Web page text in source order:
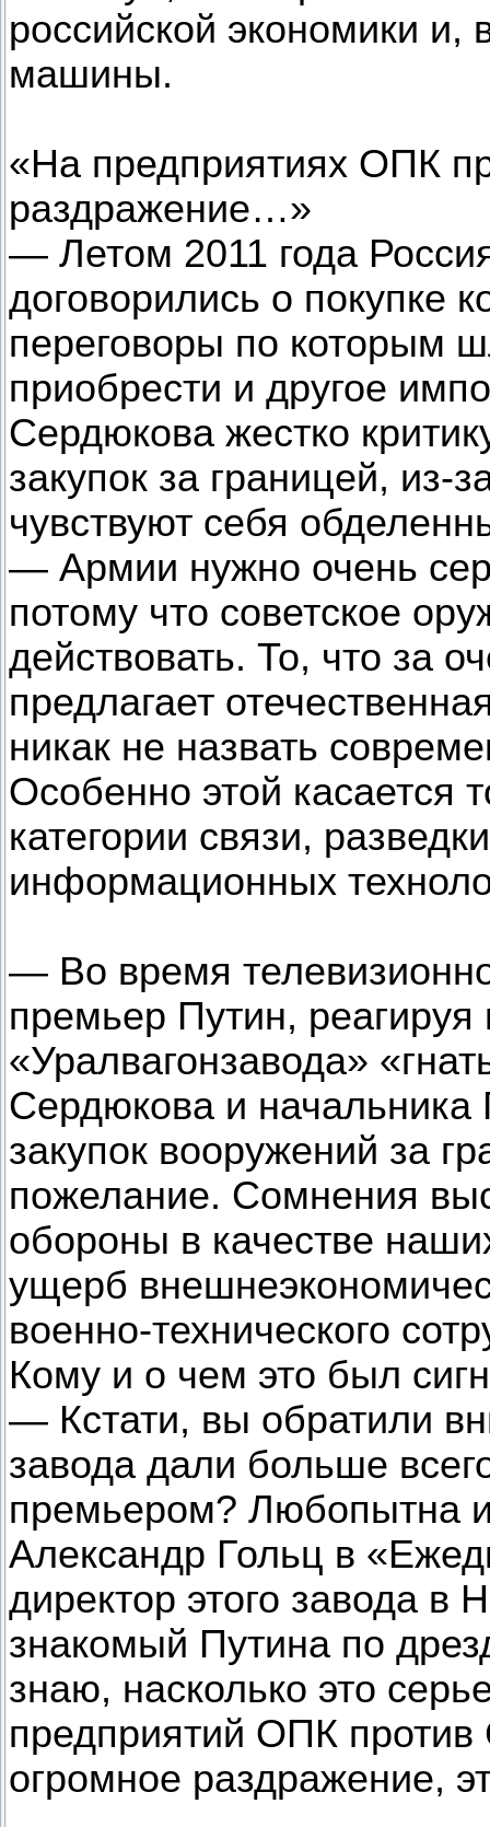
российской экономики и,
машины.
«На предприятиях ОПК
раздражение…»
— Летом 2011 года
договорились о покупке
переговоры по которым
приобрести и другое
Сердюкова жестко
закупок за границей, из-
чувствуют себя
— Армии нужно очень
потому что советское
действовать. То, что за
предлагает
никак не назвать
Особенно этой касается
категории связи,
информационных
— Во время
премьер Путин,
«Уралвагонзавода»
Сердюкова и
закупок вооружений за
пожелание. Сомнения
обороны в качестве
ущерб
военно-технического
Кому и о чем это был
— Кстати, вы обратили
завода дали больше
премьером? Любопытна
Александр Гольц в
директор этого завода
знакомый Путина по
знаю, насколько это
предприятий ОПК
огромное раздражение,